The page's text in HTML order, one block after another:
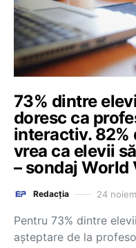
73% dintre
doresc ca
interactiv.
vrea ca elevii
– sondaj World
Redacția 24
Pentru 73% dintre
așteptare de la